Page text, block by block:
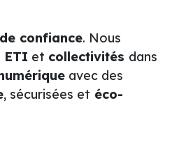
confiance. Nous
ETI et collectivités dans
avec des
, sécurisées et éco-